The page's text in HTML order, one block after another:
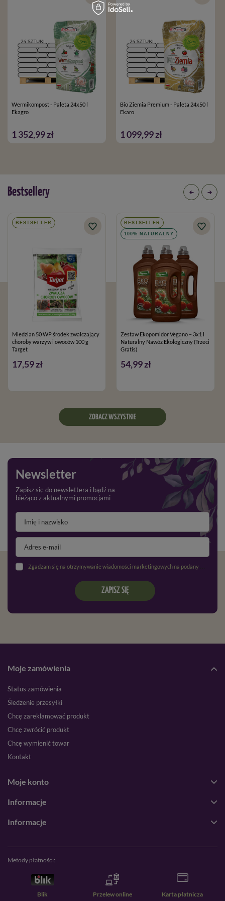
Wermikompost - Paleta 24x50 l
Ekagro
1 352,99 zł
Bio Ziemia Premium - Paleta 24x50 l
Ekaro
1 099,99 zł
Bestsellery
BESTSELLER
Miedzian 50 WP środek zwalczający
choroby warzyw i owoców 100 g
Target
17,59 zł
BESTSELLER
100% NATURALNY
Zestaw Ekopomidor Vegano – 3x1 l
Naturalny Nawóz Ekologiczny (Trzeci
Gratis)
54,99 zł
ZOBACZ WSZYSTKIE
Newsletter
Zapisz się do newslettera i bądź na
bieżąco z aktualnymi promocjami
Zgadzam się na otrzymywanie wiadomości marketingowych na podany adres e-mail oraz przetwarzanie danych osobowych zgodnie z
ZAPISZ SIĘ
Moje zamówienia
Status zamówienia
Śledzenie przesyłki
Chcę zareklamować produkt
Chcę zwrócić produkt
Chcę wymienić towar
Kontakt
Moje konto
Informacje
Informacje
Metody płatności:
Blik Przelew online Karta płatnicza